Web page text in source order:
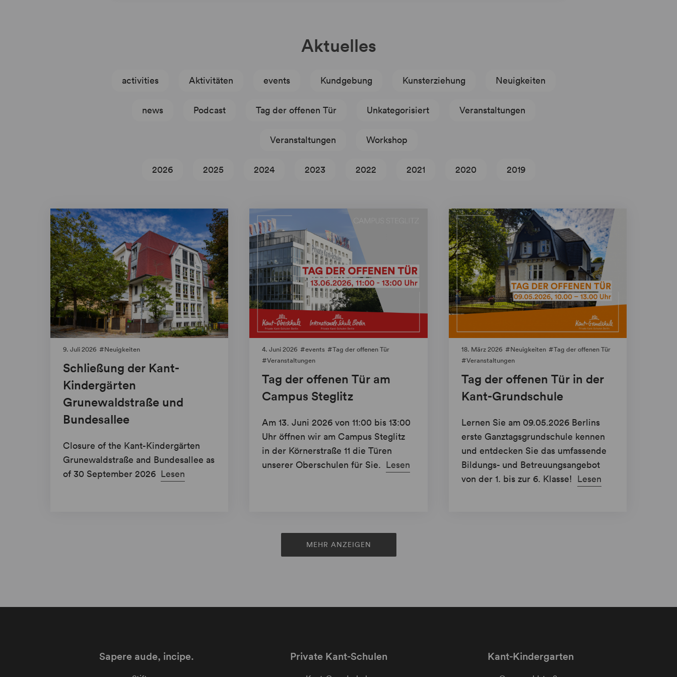
Aktuelles
activities Aktivitäten events Kundgebung Kunsterziehung Neuigkeiten
news Podcast Tag der offenen Tür Unkategorisiert Veranstaltungen
Veranstaltungen Workshop
2026 2025 2024 2023 2022 2021 2020 2019
9. Juli 2026 Neuigkeiten
Schließung der Kant-
Kindergärten
Grunewaldstraße und
Bundesallee
Closure of the Kant-Kindergärten
Grunewaldstraße and Bundesallee as
of 30 September 2026 Lesen
4. Juni 2026 events
Tag der offenen Tür
Veranstaltungen
Tag der offenen Tür am
Campus Steglitz
Am 13. Juni 2026 von 11:00 bis 13:00
Uhr öffnen wir am Campus Steglitz
in der Körnerstraße 11 die Türen
unserer Oberschulen für Sie. Lesen
18. März 2026 Neuigkeiten
Tag der offenen Tür
Veranstaltungen
Tag der offenen Tür in der
Kant-Grundschule
Lernen Sie am 09.05.2026 Berlins
erste Ganztagsgrundschule kennen
und entdecken Sie das umfassende
Bildungs- und Betreuungsangebot
von der 1. bis zur 6. Klasse! Lesen
MEHR ANZEIGEN
Sapere aude, incipe. Private Kant-Schulen Kant-Kindergarten